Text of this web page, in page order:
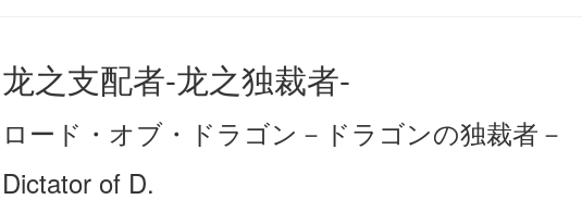
龙之支配者-龙之独裁者-
ロード・オブ・ドラゴン－ドラゴンの独裁者－
Dictator of D.